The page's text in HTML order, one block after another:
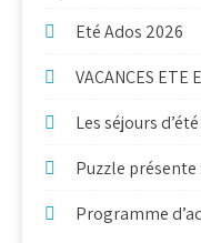
Eté Ados 2026
VACANCES ETE
Les séjours
Puzzle présente
Programme